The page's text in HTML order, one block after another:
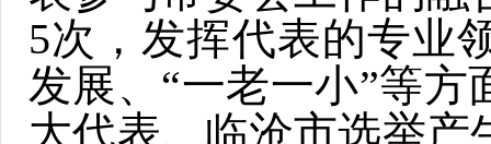
5次，发挥代表的专业
发展、“一老一小”等
大代表、临沧市选举